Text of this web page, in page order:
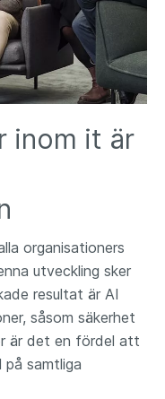
inom it är
organisationers
utveckling sker
resultat är AI
såsom säkerhet
är det en fördel att
på samtliga